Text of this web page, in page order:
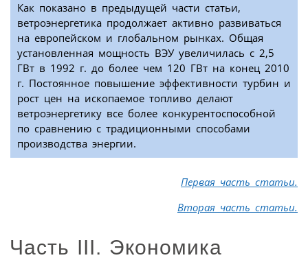
Как показано в предыдущей части статьи,
ветроэнергетика продолжает активно развиваться
на европейском и глобальном рынках. Общая
установленная мощность ВЭУ увеличилась с 2,5
ГВт в 1992 г. до более чем 120 ГВт на конец 2010
г. Постоянное повышение эффективности турбин и
рост цен на ископаемое топливо делают
ветроэнергетику все более конкурентоспособной
по сравнению с традиционными способами
производства энергии.
Первая часть статьи.
Вторая часть статьи.
Часть III. Экономика